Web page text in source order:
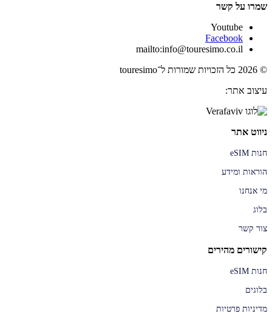
שמרו על קשר
Youtube
Facebook
mailto:info@touresimo.co.il
© 2026 כל הזכויות שמורות ל־touresimo
עיצוב אתר:
ניווט אתר
חנות eSIM
הוראות ומידע
מי אנחנו
בלוג
צור קשר
קישורים מהירים
חנות eSIM
בלוגים
מדיניות פרטיות